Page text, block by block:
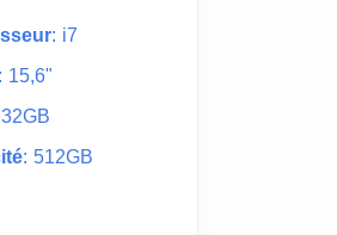
: i7
: 15,6"
32GB
: 512GB